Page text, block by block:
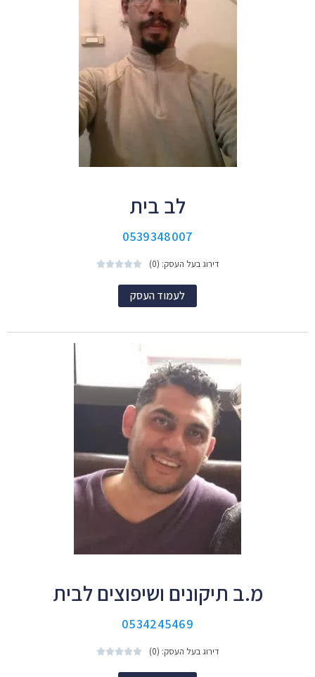
לב בית
0539348007
דירוג בעל העסק: (0) 




לעמוד העסק
מ.ב תיקונים ושיפוצים לבית
0534245469
דירוג בעל העסק: (0) 



